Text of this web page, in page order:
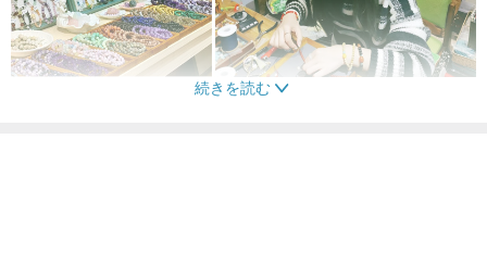
続きを読む